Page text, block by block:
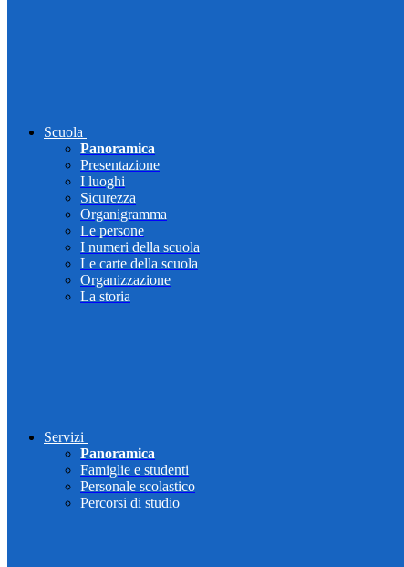
Scuola
Panoramica
Presentazione
I luoghi
Sicurezza
Organigramma
Le persone
I numeri della scuola
Le carte della scuola
Organizzazione
La storia
Servizi
Panoramica
Famiglie e studenti
Personale scolastico
Percorsi di studio